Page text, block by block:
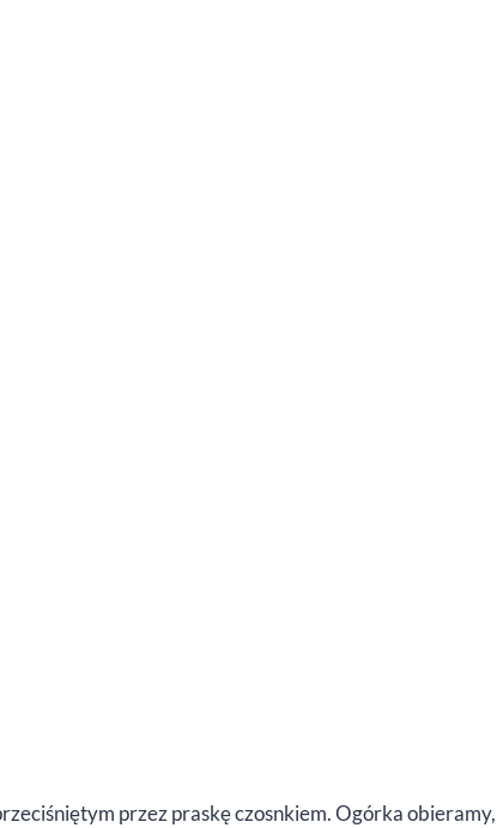
przez praskę czosnkiem. Ogórka obieramy,